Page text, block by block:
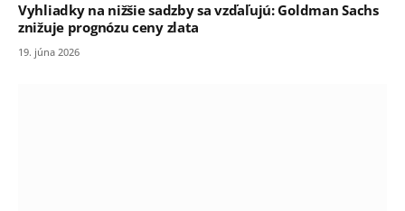
Vyhliadky na nižšie sadzby sa vzďaľujú: Goldman Sachs
znižuje prognózu ceny zlata
19. júna 2026